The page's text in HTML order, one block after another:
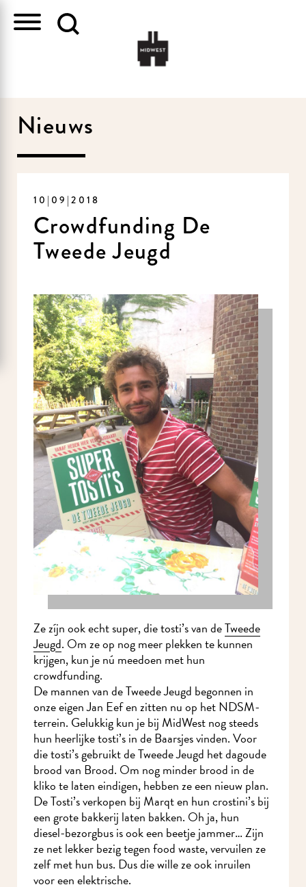
Nieuws
10|09|2018
Crowdfunding De
Tweede Jeugd
Ze zíjn ook echt super, die tosti’s van deTweede
Jeugd. Om ze op nog meer plekken te kunnen
krijgen, kun je nú meedoen met hun
crowdfunding.
De mannen van de Tweede Jeugd begonnen in
onze eigen Jan Eef en zitten nu op het NDSM-
terrein. Gelukkig kun je bij MidWest nog steeds
hun heerlijke tosti’s in de Baarsjes vinden. Voor
die tosti’s gebruikt de Tweede Jeugd het dagoude
brood van Brood. Om nog minder brood in de
kliko te laten eindigen, hebben ze een nieuw plan.
De Tosti’s verkopen bij Marqt en hun crostini’s bij
een grote bakkerij laten bakken. Oh ja, hun
diesel-bezorgbus is ook een beetje jammer… Zijn
ze net lekker bezig tegen food waste, vervuilen ze
zelf met hun bus. Dus die wille ze ook inruilen
voor een elektrische.